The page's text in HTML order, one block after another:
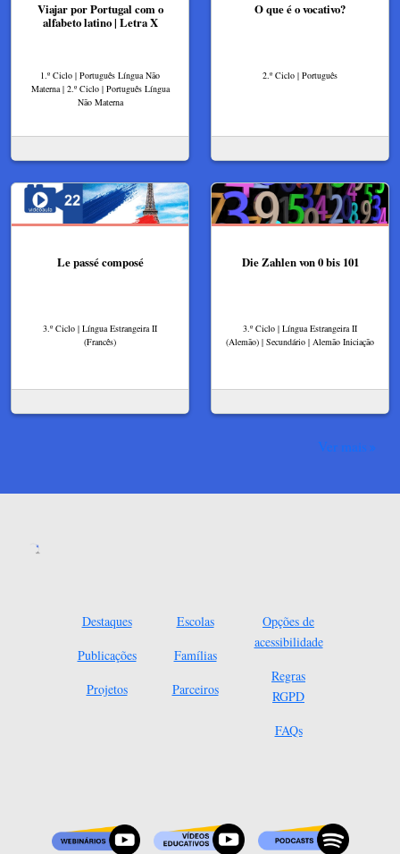
Viajar por Portugal com o
alfabeto latino | Letra X
1.º Ciclo | Português Língua Não
Materna | 2.º Ciclo | Português Língua
Não Materna
O que é o vocativo?
2.º Ciclo | Português
Le passé composé
3.º Ciclo | Língua Estrangeira II
(Francês)
Die Zahlen von 0 bis 101
3.º Ciclo | Língua Estrangeira II
(Alemão) | Secundário | Alemão Iniciação
Ver mais
Destaques
Publicações
Projetos
Escolas
Famílias
Parceiros
Opções de
acessibilidade
Regras
RGPD
FAQs